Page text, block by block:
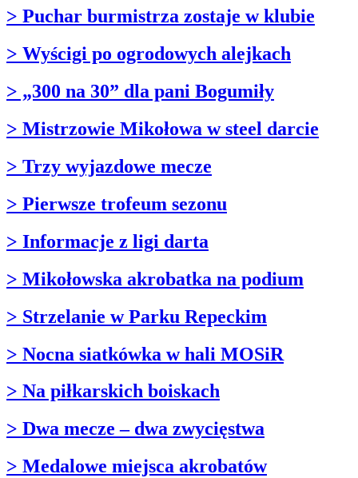
> Puchar burmistrza zostaje w klubie
> Wyścigi po ogrodowych alejkach
> „300 na 30” dla pani Bogumiły
> Mistrzowie Mikołowa w steel darcie
> Trzy wyjazdowe mecze
> Pierwsze trofeum sezonu
> Informacje z ligi darta
> Mikołowska akrobatka na podium
> Strzelanie w Parku Repeckim
> Nocna siatkówka w hali MOSiR
> Na piłkarskich boiskach
> Dwa mecze – dwa zwycięstwa
> Medalowe miejsca akrobatów